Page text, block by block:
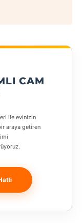
CAM
ile evinizin
araya getiren